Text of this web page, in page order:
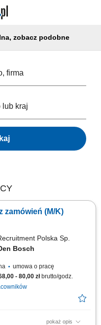
zobacz podobne
zamówień (M/K)
Polska Sp.
Bosch
umowa o pracę
- 80,00 złbrutto/godz.
pokaż opis